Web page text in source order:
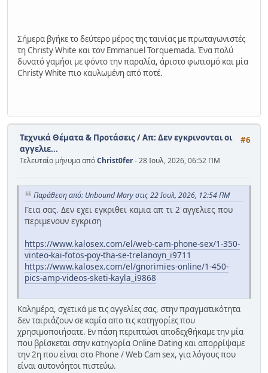
Σήμερα βγήκε το δεύτερο μέρος της ταινίας με πρωταγωνιστές
τη Christy White και τον Emmanuel Torquemada. Ένα πολύ
δυνατό γαμήσι με φόντο την παραλία, άριστο φωτισμό και μία
Christy White πιο καυλωμένη από ποτέ.
#6
Τεχνικά Θέματα & Προτάσεις/Απ: Δεν εγκρινονται οι
αγγελιε...
Τελευταίο μήνυμα απόChrist0fer- 28 Ιουλ, 2026, 06:52 ΠΜ
Παράθεση από: Unbound Mary στις 22 Ιουλ, 2026, 12:54 ΠΜ
Γεια σας. Δεν εχει εγκριθει καμια απ τι 2 αγγελιες που
περιμενουν εγκριση
https://www.kalosex.com/el/web-cam-phone-sex/1-350-
vinteo-kai-fotos-poy-tha-se-trelanoyn_i9711
https://www.kalosex.com/el/gnorimies-online/1-450-
pics-amp-videos-sketi-kayla_i9868
Καλημέρα, σχετικά με τις αγγελίες σας, στην πραγματικότητα
δεν ταιριάζουν σε καμία απο τις κατηγορίες που
χρησιμοποιήσατε. Εν πάση περιπτώσι αποδεχθήκαμε την μία
που βρίσκεται στην κατηγορία Online Dating και απορρίψαμε
την 2η που είναι στο Phone / Web Cam sex, για λόγους που
είναι αυτονόητοι πιστεύω.